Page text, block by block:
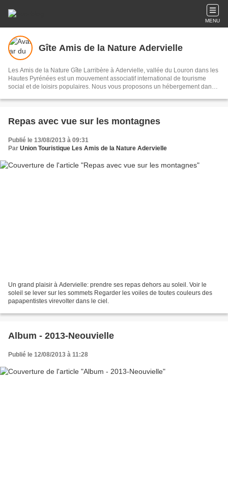
MENU
Gîte Amis de la Nature Adervielle
Les Amis de la Nature Gîte Larribère à Adervielle, vallée du Louron dans les
Hautes Pyrénées est un mouvement associatif international de tourisme
social et de loisirs populaires. Nous vous proposons un hébergement dans
Repas avec vue sur les montagnes
Publié le 13/08/2013 à 09:31
Par Union Touristique Les Amis de la Nature Adervielle
Un grand plaisir à Adervielle: prendre ses repas dehors au soleil. Voir le
soleil se lever sur les sommets Regarder les voiles de toutes couleurs des
papapentistes virevolter dans le ciel.
Album - 2013-Neouvielle
Publié le 12/08/2013 à 11:28